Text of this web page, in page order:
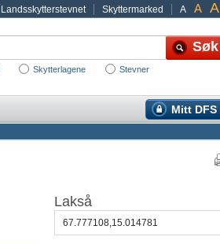
A A A
Landsskytterstevnet Skyttermarked
Skytterlagene Stevner
Mitt DFS
Lakså
67.777108,15.014781